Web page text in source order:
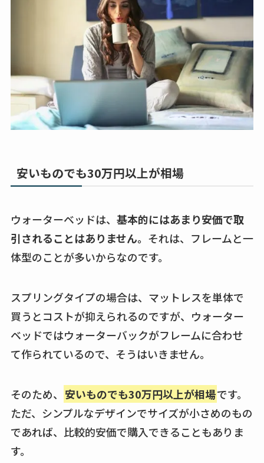
安いものでも30万円以上が相場
ウォーターベッドは、 基本的にはあまり安価で取
引されることはありません。 それは、フレームと一
体型のことが多いからなのです。
スプリングタイプの場合は、マットレスを単体で
買うとコストが抑えられるのですが、ウォーター
ベッドではウォーターバックがフレームに合わせ
て作られているので、そうはいきません。
そのため、 安いものでも30万円以上が相場です。
ただ、シンプルなデザインでサイズが小さめのもの
であれば、比較的安価で購入できることもありま
す。